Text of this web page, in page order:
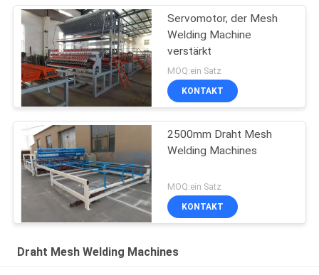
Servomotor, der Mesh
Welding Machine
verstärkt
MOQ:ein Satz
KONTAKT
2500mm Draht Mesh
Welding Machines
MOQ:ein Satz
KONTAKT
Draht Mesh Welding Machines